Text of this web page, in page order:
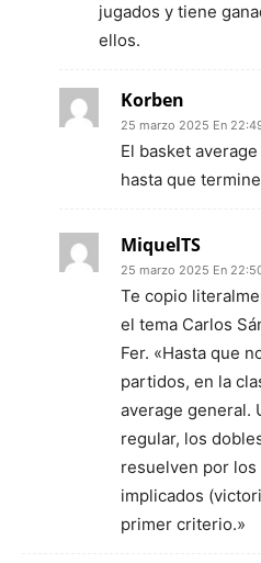
jugados y tiene
ellos.
Korben
25 marzo 2025 En
El basket
hasta que
MiquelTS
25 marzo 2025 En
Te copio
el tema Carlos
Fer. «Hasta que
partidos, en la
average general.
regular, los
resuelven por
implicados
primer criterio.»